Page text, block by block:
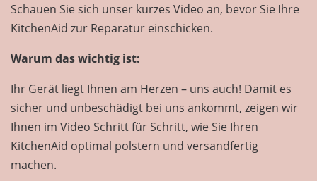
powered byUsercentrics Consent Management
Platform
Schauen Sie sich unser kurzes Video an, bevor Sie Ihre
KitchenAid zur Reparatur einschicken.
Warum das wichtig ist:
Ihr Gerät liegt Ihnen am Herzen – uns auch! Damit es
sicher und unbeschädigt bei uns ankommt, zeigen wir
Ihnen im Video Schritt für Schritt, wie Sie Ihren
KitchenAid optimal polstern und versandfertig
machen.